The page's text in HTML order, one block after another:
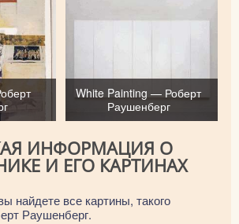
White Painting — Роберт
Раушенберг
ИНФОРМАЦИЯ О
И ЕГО КАРТИНАХ
найдете все картины, такого
Раушенберг.